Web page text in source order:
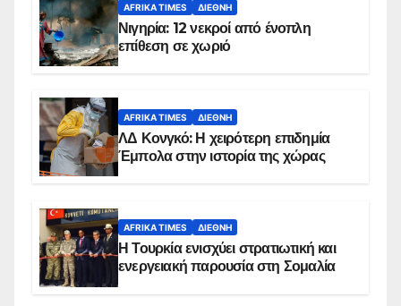
AFRIKA TIMES ΔΙΕΘΝΉ
Νιγηρία: 12 νεκροί από ένοπλη
επίθεση σε χωριό
AFRIKA TIMES ΔΙΕΘΝΉ
ΛΔ Κονγκό: Η χειρότερη επιδημία
Έμπολα στην ιστορία της χώρας
AFRIKA TIMES ΔΙΕΘΝΉ
Η Τουρκία ενισχύει στρατιωτική και
ενεργειακή παρουσία στη Σομαλία